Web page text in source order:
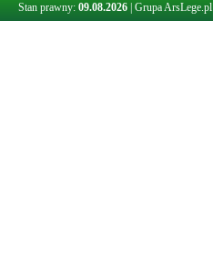
Stan prawny: 09.08.2026 Grupa ArsLege.pl